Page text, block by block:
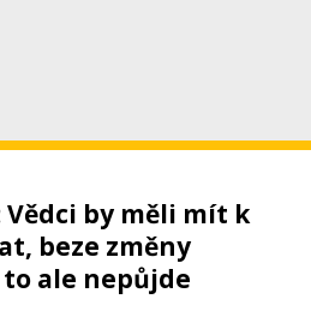
Vědci by měli mít k
beze změny
ale nepůjde